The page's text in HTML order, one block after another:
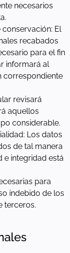
necesarios
El
recabados
para el fin
informará al
correspondiente
revisará
aquellos
considerable.
Los datos
de tal manera
e integridad está
para
indebido de los
terceros.